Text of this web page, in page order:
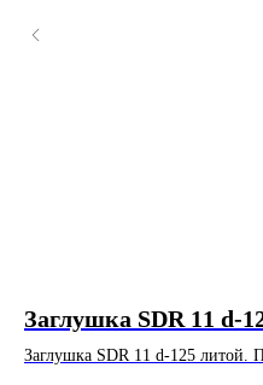
Заглушка SDR 11 d-
Заглушка SDR 11 d-125 литой.